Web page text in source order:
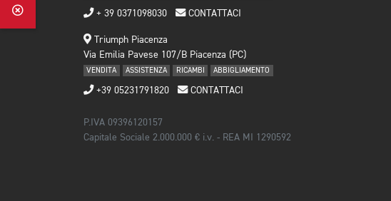
+ 39 0371098030 CONTATTACI
Triumph Piacenza
Via Emilia Pavese 107/B Piacenza (PC)
VENDITA ASSISTENZA RICAMBI ABBIGLIAMENTO
+39 05231791820 CONTATTACI
P.IVA 09396120157
Capitale Sociale 2.000.000 € i.v. - REA MI 1290592